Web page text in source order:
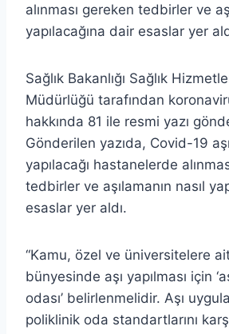
alınması gereken tedbirler ve
yapılacağına dair esaslar yer
Sağlık Bakanlığı Sağlık
Müdürlüğü tarafından
hakkında 81 ile resmi yazı
Gönderilen yazıda, Covid-19
yapılacağı hastanelerde
tedbirler ve aşılamanın nasıl
esaslar yer aldı.
“Kamu, özel ve üniversitelere
bünyesinde aşı yapılması için
odası’ belirlenmelidir. Aşı
poliklinik oda standartlarını